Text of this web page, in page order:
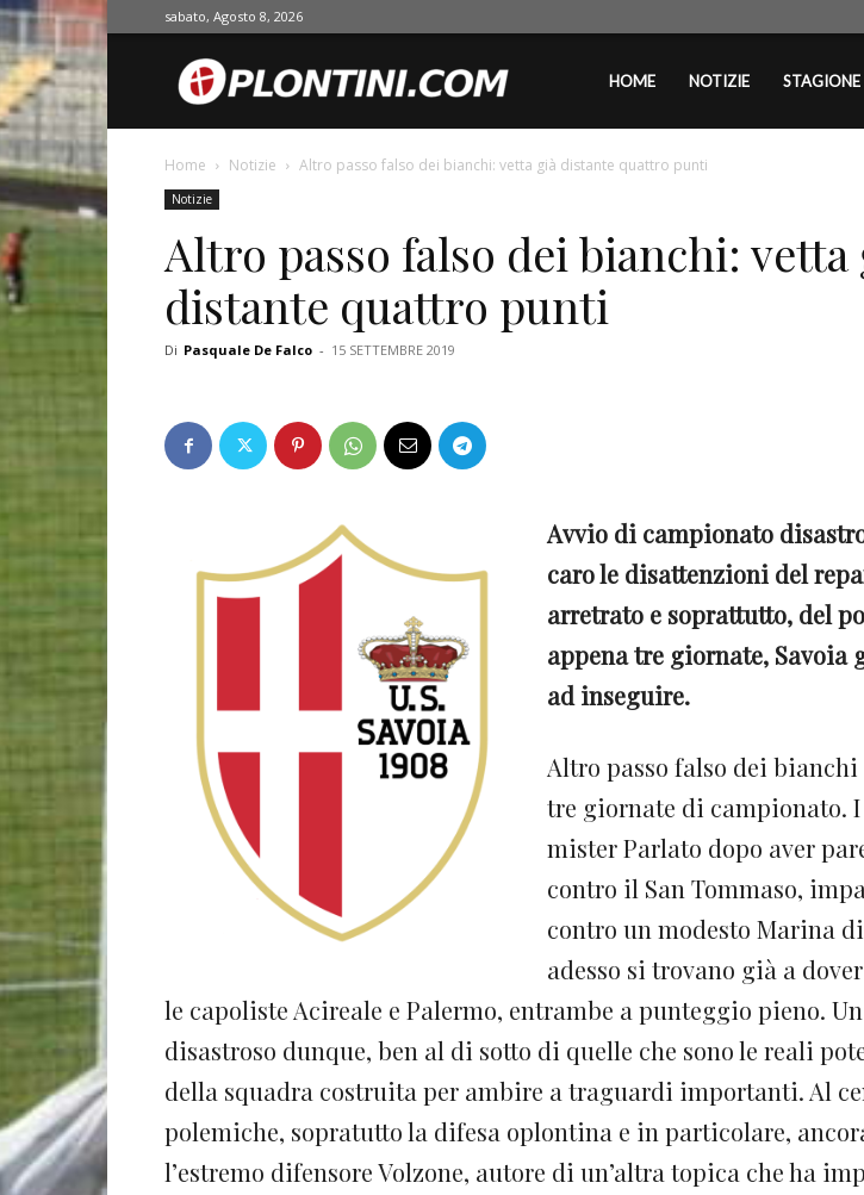
sabato, Agosto 8, 2026
Oplontini.comHOME NOTIZIE STAGIONE
Home Notizie Altro passo falso dei bianchi: vetta già distante quattro punti
Notizie
Altro passo falso dei bianchi: vetta
distante quattro punti
Di Pasquale De Falco - 15 SETTEMBRE 2019
Avvio di campionato
caro le disattenzioni del
arretrato e soprattutto, del
appena tre giornate, Savoia
ad inseguire.
Altro passo falso dei bianchi
tre giornate di campionato.
mister Parlato dopo aver
contro il San Tommaso,
contro un modesto Marina
adesso si trovano già a
le capoliste Acireale e Palermo, entrambe a punteggio pieno.
disastroso dunque, ben al di sotto di quelle che sono le reali
della squadra costruita per ambire a traguardi importanti. Al
polemiche, sopratutto la difesa oplontina e in particolare,
l’estremo difensore Volzone, autore di un’altra topica che ha